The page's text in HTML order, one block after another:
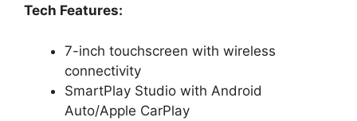
Tech Features:
7-inch touchscreen with wireless
connectivity
SmartPlay Studio with Android
Auto/Apple CarPlay